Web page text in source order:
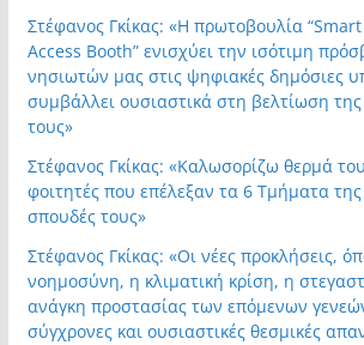
Στέφανος Γκίκας: «Η πρωτοβουλία
Access Booth” ενισχύει την ισότιμη
νησιωτών μας στις ψηφιακές δημόσιες
συμβάλλει ουσιαστικά στη βελτίωση
τους»
Στέφανος Γκίκας: «Καλωσορίζω θερμά
φοιτητές που επέλεξαν τα 6 Τμήματα της
σπουδές τους»
Στέφανος Γκίκας: «Οι νέες προκλήσεις,
νοημοσύνη, η κλιματική κρίση, η
ανάγκη προστασίας των επόμενων
σύγχρονες και ουσιαστικές θεσμικές